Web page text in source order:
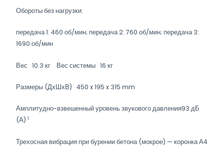
Обороты без нагрузки:
передача 1: 460 об/мин; передача 2: 760 об/мин; передача 3:
1690 об/мин
Вес 10.3 кг Вес системы 16 кг
Размеры (ДхШхВ) 450 x 195 x 315 mm
Амплитудно-взвешенный уровень звукового давления93 дБ
(А)1
Трехосная вибрация при бурении бетона (мокрое) — коронка А4